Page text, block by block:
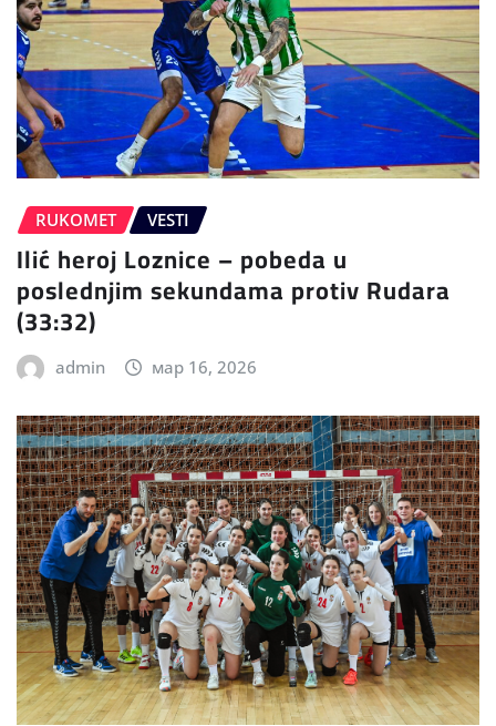
RUKOMET VESTI
Ilić heroj Loznice – pobeda u
poslednjim sekundama protiv Rudara
(33:32)
admin мар 16, 2026